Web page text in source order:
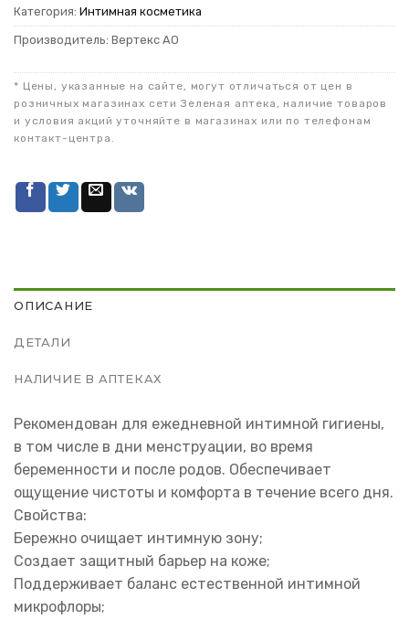
Категория: Интимная косметика
Производитель: Вертекс АО
* Цены, указанные на сайте, могут отличаться от цен в
розничных магазинах сети Зеленая аптека, наличие товаров
и условия акций уточняйте в магазинах или по телефонам
контакт-центра.
ОПИСАНИЕ
ДЕТАЛИ
НАЛИЧИЕ В АПТЕКАХ
Рекомендован для ежедневной интимной гигиены,
в том числе в дни менструации, во время
беременности и после родов. Обеспечивает
ощущение чистоты и комфорта в течение всего дня.
Свойства:
Бережно очищает интимную зону;
Создает защитный барьер на коже;
Поддерживает баланс естественной интимной
микрофлоры;